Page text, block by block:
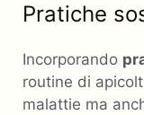
Pratiche
Incorporando
routine di
malattie ma